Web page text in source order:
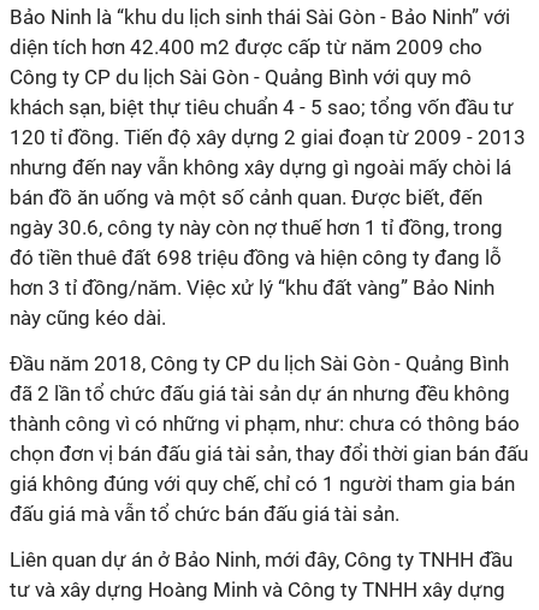
Bảo Ninh là “khu du lịch sinh thái Sài Gòn - Bảo Ninh” với
diện tích hơn 42.400 m2 được cấp từ năm 2009 cho
Công ty CP du lịch Sài Gòn - Quảng Bình với quy mô
khách sạn, biệt thự tiêu chuẩn 4 - 5 sao; tổng vốn đầu tư
120 tỉ đồng. Tiến độ xây dựng 2 giai đoạn từ 2009 - 2013
nhưng đến nay vẫn không xây dựng gì ngoài mấy chòi lá
bán đồ ăn uống và một số cảnh quan. Được biết, đến
ngày 30.6, công ty này còn nợ thuế hơn 1 tỉ đồng, trong
đó tiền thuê đất 698 triệu đồng và hiện công ty đang lỗ
hơn 3 tỉ đồng/năm. Việc xử lý “khu đất vàng” Bảo Ninh
này cũng kéo dài.
Đầu năm 2018, Công ty CP du lịch Sài Gòn - Quảng Bình
đã 2 lần tổ chức đấu giá tài sản dự án nhưng đều không
thành công vì có những vi phạm, như: chưa có thông báo
chọn đơn vị bán đấu giá tài sản, thay đổi thời gian bán đấu
giá không đúng với quy chế, chỉ có 1 người tham gia bán
đấu giá mà vẫn tổ chức bán đấu giá tài sản.
Liên quan dự án ở Bảo Ninh, mới đây, Công ty TNHH đầu
tư và xây dựng Hoàng Minh và Công ty TNHH xây dựng